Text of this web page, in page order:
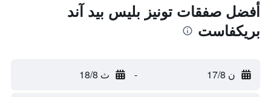
أفضل صفقات تونيز بليس بيد آند
بريكفاست
ن 17/8 - ث 18/8